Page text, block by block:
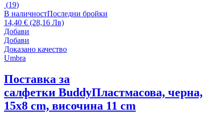
(19)
В наличностПоследни бройки
14,40 € (28,16 Лв)
Добави
Добави
Доказано качество
Umbra
Поставка за
салфетки BuddyПластмасова, черна,
15x8 cm, височина 11 cm